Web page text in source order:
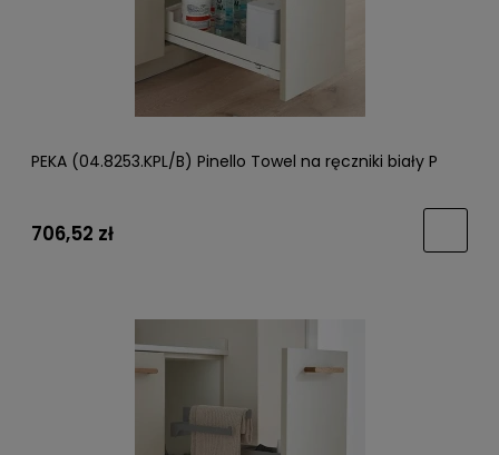
PEKA (04.8253.KPL/B) Pinello Towel na ręczniki biały P
706,52 zł